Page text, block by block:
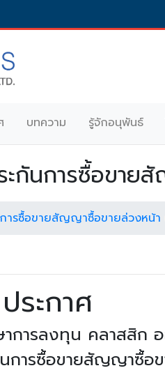
บทความ รู้จักอนุพันธ์
ะกันการซื้อขาย
ารซื้อขายสัญญาซื้อขายล่วงหน้
ประกาศ
การลงทุน คลาสสิก
การซื้อขายสัญญาซื้อ